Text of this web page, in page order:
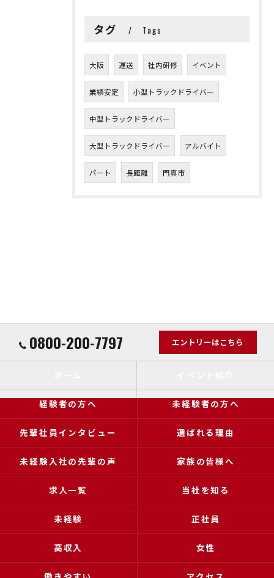
タグ Tags
大阪 運送 社内研修 イベント
業績安定 小型トラックドライバー
中型トラックドライバー
大型トラックドライバー アルバイト
パート 長距離 門真市
0800-200-7797 エントリーはこちら
経験者の方へ 未経験者の方へ
先輩社員インタビュー 選ばれる理由
未経験入社の先輩の声 家族の皆様へ
求人一覧 当社を知る
未経験 正社員
高収入 女性